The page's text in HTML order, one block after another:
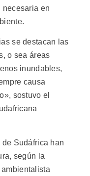
en
se destacan las
o sea áreas
inundables,
causa
sostuvo el
Sudáfrica han
según la